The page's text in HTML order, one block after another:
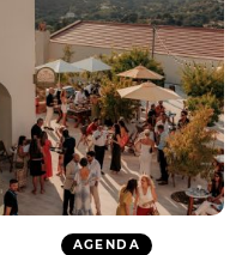
AGENDA